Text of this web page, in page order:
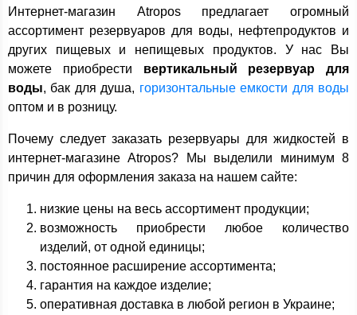
Интернет-магазин Atropos предлагает огромный
ассортимент резервуаров для воды, нефтепродуктов и
других пищевых и непищевых продуктов. У нас Вы
можете приобрести вертикальный резервуар для
воды, бак для душа, горизонтальные емкости для воды
оптом и в розницу.
Почему следует заказать резервуары для жидкостей в
интернет-магазине Atropos? Мы выделили минимум 8
причин для оформления заказа на нашем сайте:
низкие цены на весь ассортимент продукции;
возможность приобрести любое количество
изделий, от одной единицы;
постоянное расширение ассортимента;
гарантия на каждое изделие;
оперативная доставка в любой регион в Украине;